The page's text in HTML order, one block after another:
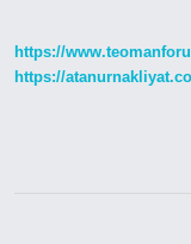
https://
https://